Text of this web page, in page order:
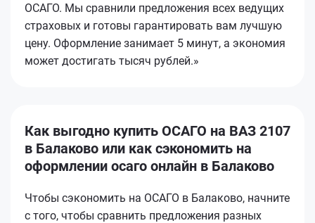
ОСАГО. Мы сравнили предложения всех ведущих
страховых и готовы гарантировать вам лучшую
цену. Оформление занимает 5 минут, а экономия
может достигать тысяч рублей.»
Как выгодно купить ОСАГО на ВАЗ 2107
в Балаково или как сэкономить на
оформлении осаго онлайн в Балаково
Чтобы сэкономить на ОСАГО в Балаково, начните
с того, чтобы сравнить предложения разных